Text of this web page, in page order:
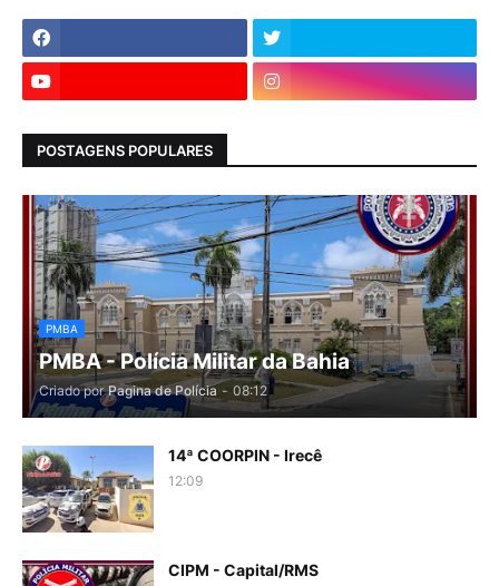
POSTAGENS POPULARES
PMBA
PMBA - Polícia Militar da Bahia
Criado por Pagina de Polícia - 08:12
14ª COORPIN - Irecê
12:09
CIPM - Capital/RMS